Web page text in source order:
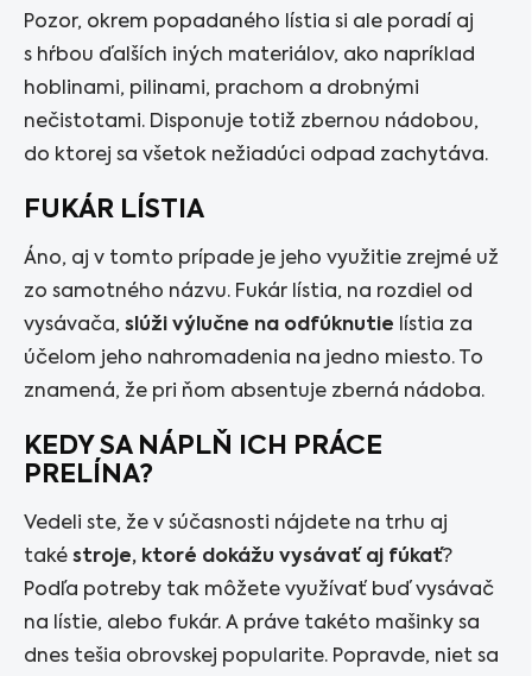
Pozor, okrem popadaného lístia si ale poradí aj
s hŕbou ďalších iných materiálov, ako napríklad
hoblinami, pilinami, prachom a drobnými
nečistotami. Disponuje totiž zbernou nádobou,
do ktorej sa všetok nežiadúci odpad zachytáva.
FUKÁR LÍSTIA
Áno, aj v tomto prípade je jeho využitie zrejmé už
zo samotného názvu. Fukár lístia, na rozdiel od
vysávača, slúži výlučne na odfúknutie
lístia za
účelom jeho nahromadenia na jedno miesto. To
znamená, že pri ňom absentuje zberná nádoba.
KEDY SA NÁPLŇ ICH PRÁCE
PRELÍNA?
Vedeli ste, že v súčasnosti nájdete na trhu aj
také stroje, ktoré dokážu vysávať aj fúkať?
Podľa potreby tak môžete využívať buď vysávač
na lístie, alebo fukár. A práve takéto mašinky sa
dnes tešia obrovskej popularite. Popravde, niet sa